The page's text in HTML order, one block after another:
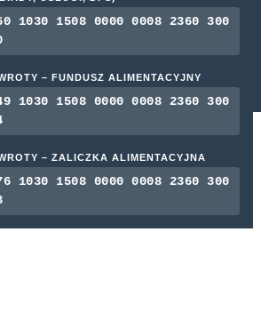
1030 1508 0000 0008 2360 300
– FUNDUSZ ALIMENTACYJNY
1030 1508 0000 0008 2360 300
– ZALICZKA ALIMENTACYJNA
1030 1508 0000 0008 2360 300